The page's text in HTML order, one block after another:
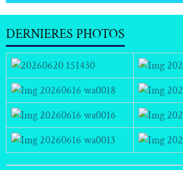
DERNIERES PHOTOS